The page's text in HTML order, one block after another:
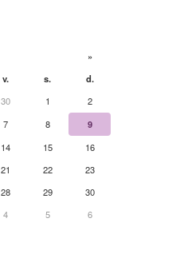
»
v. s.
d.
30 1
2
7 8
9
14 15
16
21 22
23
28 29
30
4 5 6